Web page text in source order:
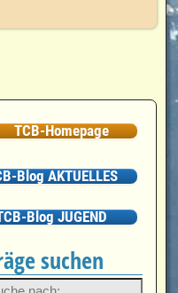
TCB-Homepage
Blog AKTUELLES
Blog JUGEND
suchen